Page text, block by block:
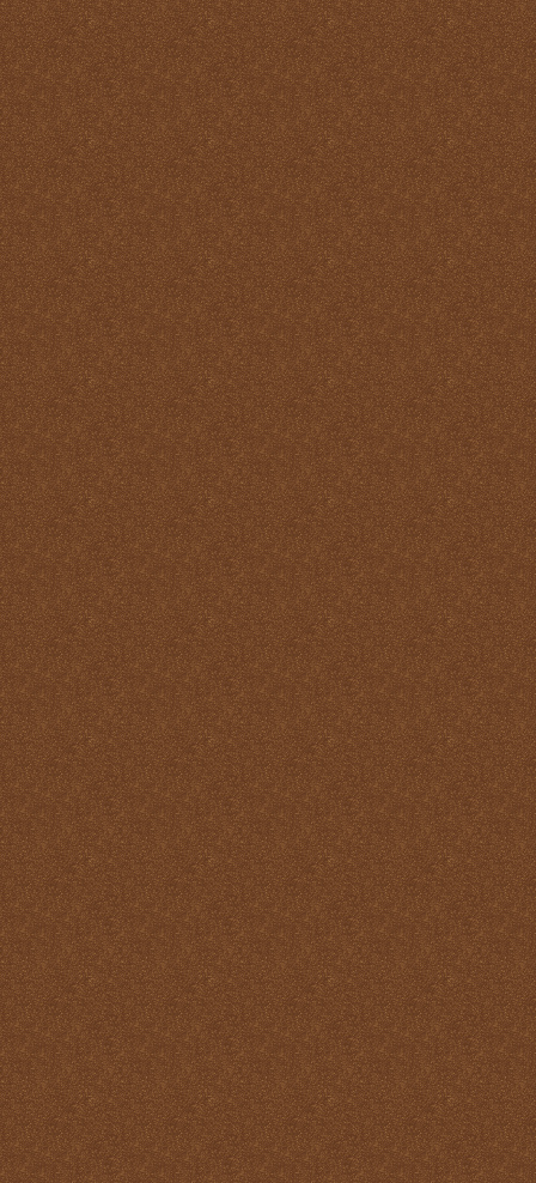
Necesidad de aprender lo
que es la Santa Misa
No hay cosa que más odie
el demonio que la Santa
Misa
Nuestra vida debe ser una
Santa Misa prolongada
Nuestro sacrificio se
transforma en el sacrificio
de Cristo
Ofertorio
Participación
Partícipes de la naturaleza
divina
Petición y acción de
gracias
Plegarias Eucarísticas
Por Cristo con Él y en Él
Preparación para la Santa
Misa
Real y verdadera presencia
de Jesús en la Eucaristía
remotepost@sancta-missa-
cotidiana.org
Reparación
Ser Eucaristía
Sin etiqueta
Transubstanciación
Un milagro de amor